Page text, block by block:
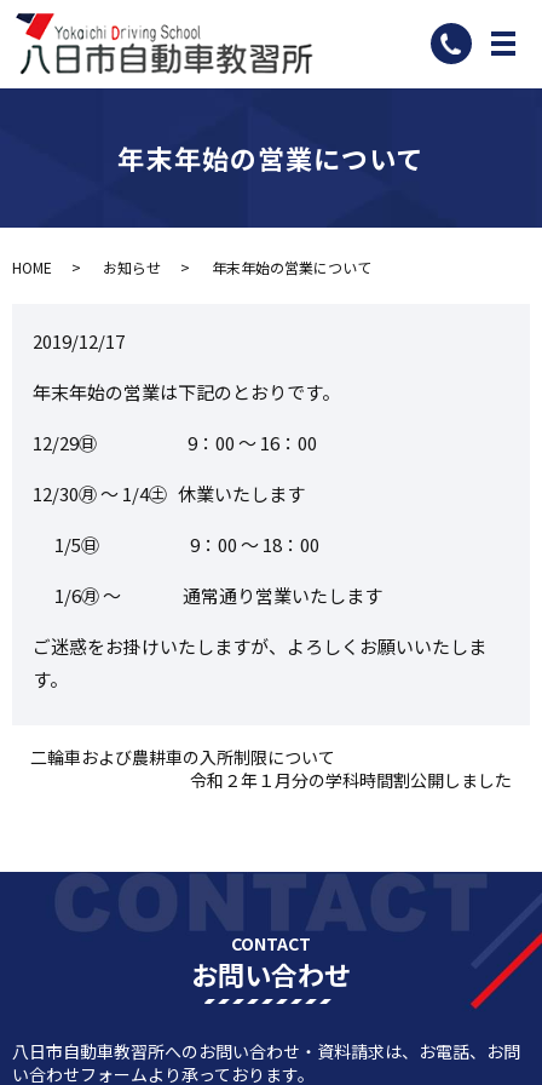
メ
年末年始の営業について
HOME お知らせ 年末年始の営業について
2019/12/17
年末年始の営業は下記のとおりです。
12/29㊐ 9：00 ～ 16：00
12/30㊊ ～ 1/4㊏ 休業いたします
1/5㊐ 9：00 ～ 18：00
1/6㊊ ～ 通常通り営業いたします
ご迷惑をお掛けいたしますが、よろしくお願いいたしま
す。
二輪車および農耕車の入所制限について
令和２年１月分の学科時間割公開しました
CONTACT
お問い合わせ
八日市自動車教習所へのお問い合わせ・資料請求は、お電話、お問
い合わせフォームより承っております。